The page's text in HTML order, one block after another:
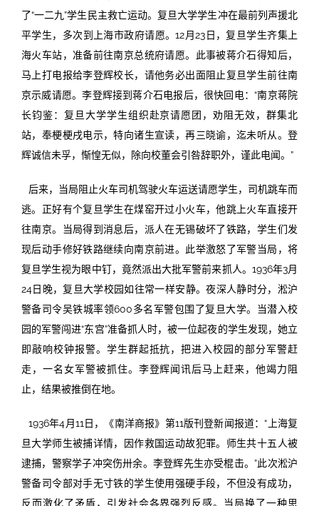
了“一二九”学生民主救亡运动。复旦大学学生冲在最前列声援北
平学生，多次到上海市政府请愿。12月23日，复旦学生齐集上
海火车站，准备前往南京总统府请愿。此事被蒋介石得知后，
马上打电报给李登辉校长，请他务必出面阻止复旦学生前往南
京示威请愿。李登辉接到蒋介石电报后，很快回电：“南京蒋院
长钧鉴：复旦大学学生组织赴京请愿团，劝阻无效，群集北
站，奉梗梗戌电示，特向诸生宣读，再三晓谕，迄未听从。登
辉诚信未孚，惭惶无似，除向校董会引咎辞职外，谨此电闻。”
后来，当局阻止火车司机驾驶火车运送请愿学生，司机跳车而
逃。正好有个复旦学生在煤窑开过小火车，他跳上火车直接开
往南京。当局得到消息后，派人在无锡破坏了铁路，学生们发
现后动手修好铁路继续向南京前进。此举激怒了军警当局，将
复旦学生视为眼中钉，竟然派出大批军警前来抓人。1936年3月
24日晚，复旦大学校园如往常一样安静。夜深人静时分，淞沪
警备司令吴铁城率领600多名军警包围了复旦大学。当潜入校
园的军警闯进“东宫”准备抓人时，被一位起夜的学生发现，她立
即敲响校钟报警。学生群起抵抗，把进入校园的部分军警赶
走，一名女军警被抓住。李登辉闻讯后马上赶来，他竭力阻
止，结果被推倒在地。
1936年4月11日，《南洋商报》第11版刊登新闻报道：“上海复
旦大学师生被捕详情，因作救国运动故犯罪。师生共十五人被
逮捕，警察学子冲突伤卅余。李登辉先生亦受棍击。”此次淞沪
警备司令部对手无寸铁的学生使用强硬手段，不但没有成功，
反而激化了矛盾，引发社会各界强烈反感。当局换了一种思